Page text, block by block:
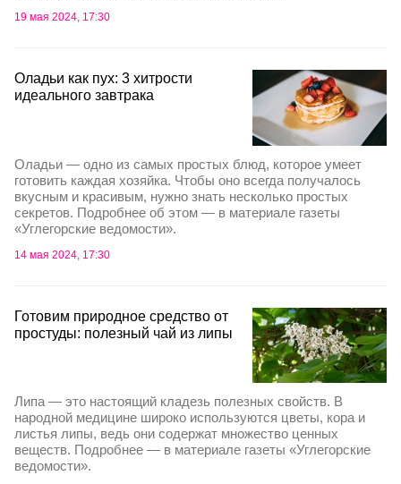
19 мая 2024, 17:30
Оладьи как пух: 3 хитрости
идеального завтрака
Оладьи — одно из самых простых блюд, которое умеет
готовить каждая хозяйка. Чтобы оно всегда получалось
вкусным и красивым, нужно знать несколько простых
секретов. Подробнее об этом — в материале газеты
«Углегорские ведомости».
14 мая 2024, 17:30
Готовим природное средство от
простуды: полезный чай из липы
Липа — это настоящий кладезь полезных свойств. В
народной медицине широко используются цветы, кора и
листья липы, ведь они содержат множество ценных
веществ. Подробнее — в материале газеты «Углегорские
ведомости».